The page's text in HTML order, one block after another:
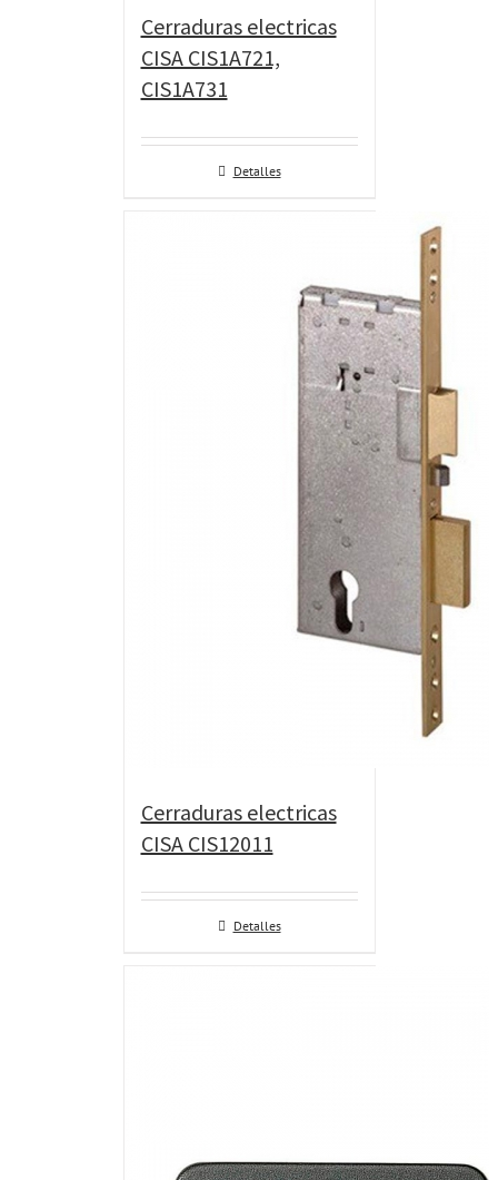
Cerraduras electricas
CISA CIS1A721,
CIS1A731
Detalles
Cerraduras electricas
CISA CIS12011
Detalles